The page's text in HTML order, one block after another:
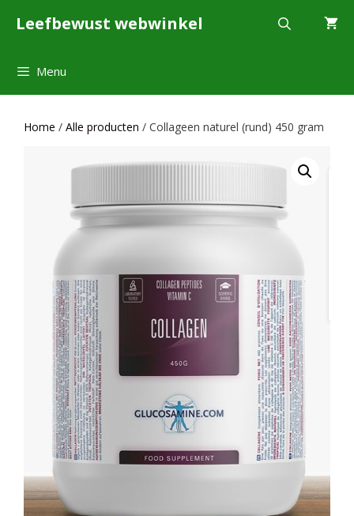
naarLeefbewust webwinkel
Menu
Home / Alle producten / Collageen naturel (rund) 450 gram